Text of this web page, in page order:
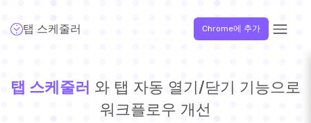
탭 스케줄러 Chrome에 추가
탭 스케줄러 와 탭 자동 열기/닫기 기능으로
워크플로우 개선